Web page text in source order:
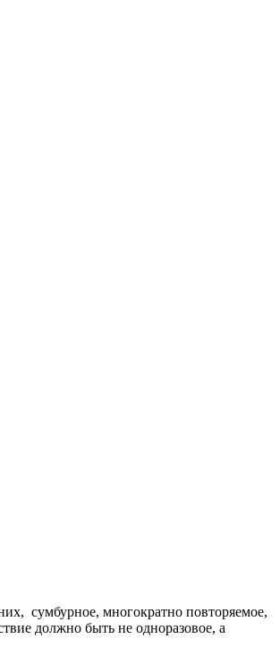
сумбурное, многократно повторяемое,
должно быть не одноразовое, а